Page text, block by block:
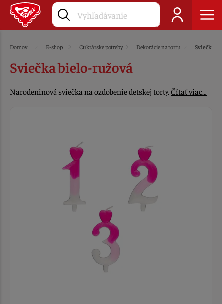
Domov E-shop Cukrárske potreby Dekorácie na tortu Sviečky
Sviečka bielo-ružová
Narodeninová sviečka na ozdobenie detskej torty.Čítať viac…